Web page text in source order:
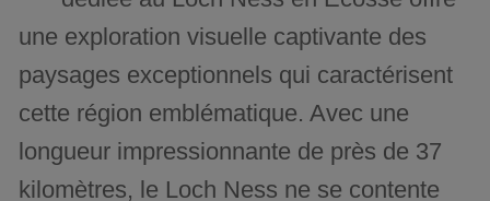
une exploration visuelle captivante des
paysages exceptionnels qui caractérisent
cette région emblématique. Avec une
longueur impressionnante de près de 37
kilomètres, le Loch Ness ne se contente